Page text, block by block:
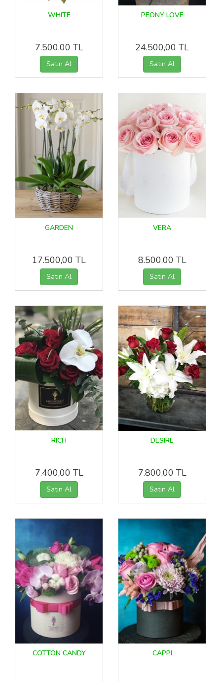
WHITE
7.500,00 TL
PEONY LOVE
24.500,00 TL
GARDEN
17.500,00 TL
VERA
8.500,00 TL
RICH
7.400,00 TL
DESIRE
7.800,00 TL
COTTON CANDY CAPPI